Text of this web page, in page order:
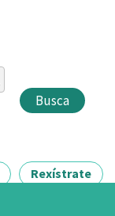
Rexístrate